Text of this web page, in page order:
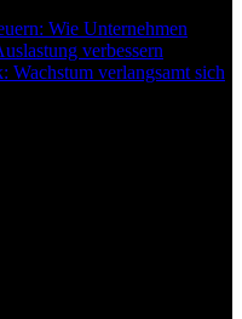
Wie Unternehmen
verbessern
verlangsamt sich